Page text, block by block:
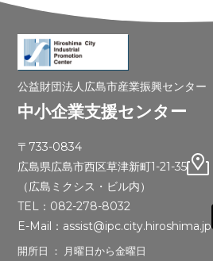
公益財団法人広島市産業振興センター
中小企業支援センター
〒733-0834
広島県広島市西区草津新町1-21-35
（広島ミクシス・ビル内）
TEL：082-278-8032
E-Mail：assist@ipc.city.hiroshima.jp
開所日 ： 月曜日から金曜日